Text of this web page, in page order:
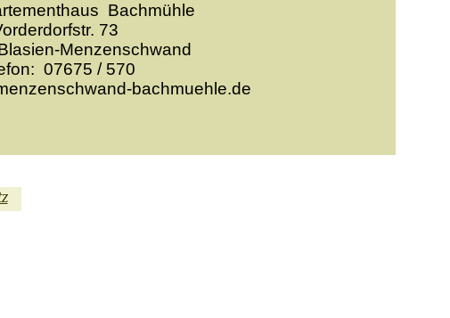
Bachmühle
73
Menzenschwand
07675 / 570
bachmuehle.de